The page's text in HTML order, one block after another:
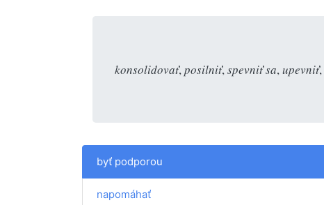
konsolidovať, posilniť, spevniť sa, upevniť,
byť podporou
napomáhať